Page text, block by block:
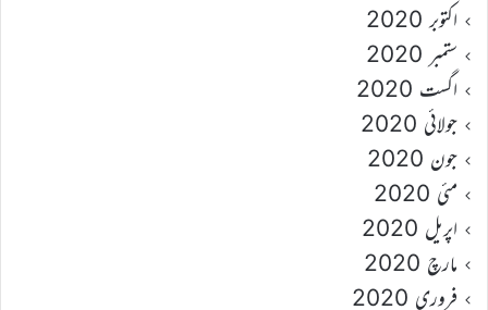
اکتوبر 2020
ستمبر 2020
اگست 2020
جولائی 2020
جون 2020
مئی 2020
اپریل 2020
مارچ 2020
فروری 2020